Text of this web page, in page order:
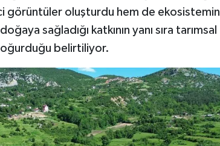
görüntüler oluşturdu hem de ekosistemin
sağladığı katkının yanı sıra tarımsal
belirtiliyor.